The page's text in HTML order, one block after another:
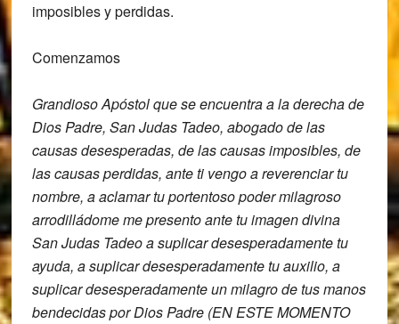
imposibles y perdidas.
Comenzamos
Grandioso Apóstol que se encuentra a laderecha de
Dios Padre, San Judas Tadeo, abogado de las
causas desesperadas, delas causas imposibles, de
las causas perdidas, ante ti vengo a reverenciar tu
nombre, aaclamar tu portentoso poder milagroso
arrodilládome me presento ante tu imagendivina
San Judas Tadeo a suplicardesesperadamente tu
ayuda, a suplicar desesperadamente tu auxilio, a
suplicar desesperadamente un milagrode tus manos
bendecidas por Dios Padre (EN ESTE MOMENTO